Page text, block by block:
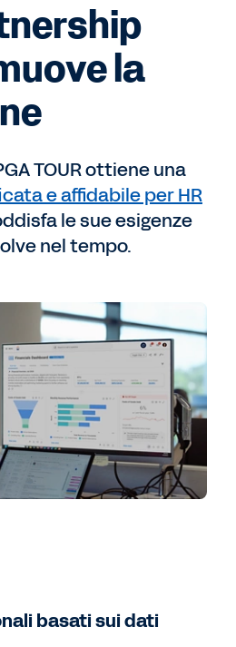
la
TOUR ottiene una
e affidabile per HR
le sue esigenze
nel tempo.
basati sui dati